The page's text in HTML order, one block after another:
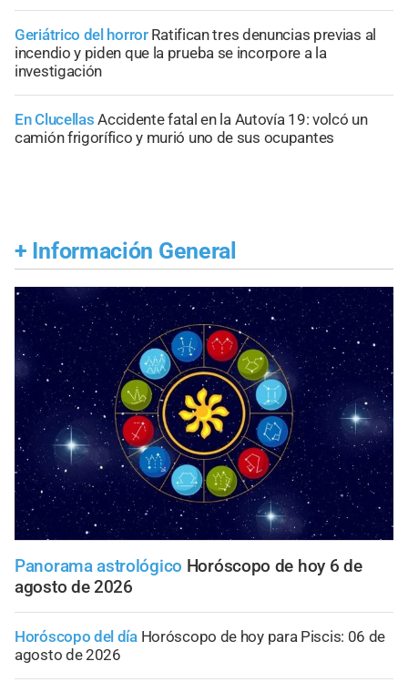
Geriátrico del horror Ratifican tres denuncias previas al
incendio y piden que la prueba se incorpore a la
investigación
En Clucellas Accidente fatal en la Autovía 19: volcó un
camión frigorífico y murió uno de sus ocupantes
+ Información General
Panorama astrológico Horóscopo de hoy 6 de
agosto de 2026
Horóscopo del día Horóscopo de hoy para Piscis: 06 de
agosto de 2026